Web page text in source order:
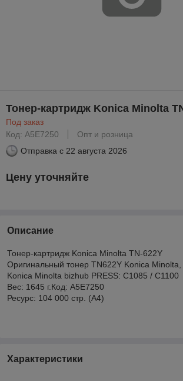
Тонер-картридж Konica Minolta
Под заказ
Код: A5E7250
Опт и розница
Отправка с 22 августа 2026
Цену уточняйте
Описание
Тонер-картридж Konica Minolta TN-622Y
Оригинальный тонер TN622Y Konica
Konica Minolta bizhub PRESS: C1085 / C1100
Вес: 1645 г.Код: A5E7250
Ресурс: 104 000 стр. (А4)
Характеристики